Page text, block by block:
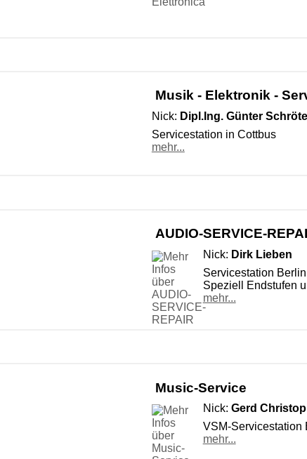
Musik - Elektronik -
Nick: Dipl.Ing. Günter
Servicestation in Cottbus
mehr...
AUDIO-SERVICE-
Nick: Dirk Lieben
Servicestation
Speziell Endstufen
mehr...
Music-Service
Nick: Gerd
VSM-Servicestation
mehr...